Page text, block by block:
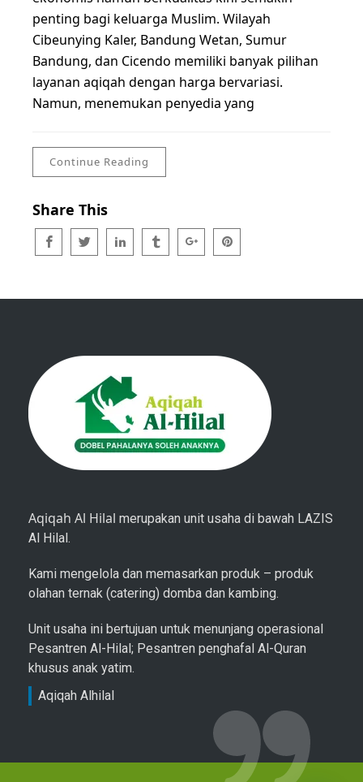
penting bagi keluarga Muslim. Wilayah
Cibeunying Kaler, Bandung Wetan, Sumur
Bandung, dan Cicendo memiliki banyak pilihan
layanan aqiqah dengan harga bervariasi.
Namun, menemukan penyedia yang
Continue Reading
Share This
Aqiqah Al Hilal merupakan unit usaha di bawah LAZIS
Al Hilal.
Kami mengelola dan memasarkan produk – produk
olahan ternak (catering) domba dan kambing.
Unit usaha ini bertujuan untuk menunjang operasional
Pesantren Al-Hilal; Pesantren penghafal Al-Quran
khusus anak yatim.
Aqiqah Alhilal